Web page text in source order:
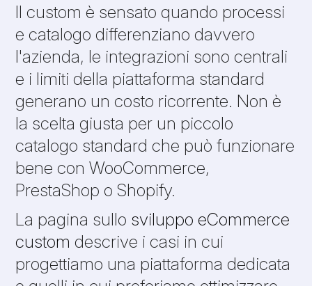
Il custom è sensato quando processi
e catalogo differenziano davvero
l'azienda, le integrazioni sono centrali
e i limiti della piattaforma standard
generano un costo ricorrente. Non è
la scelta giusta per un piccolo
catalogo standard che può funzionare
bene con WooCommerce,
PrestaShop o Shopify.
La pagina sullo sviluppo eCommerce
custom descrive i casi in cui
progettiamo una piattaforma dedicata